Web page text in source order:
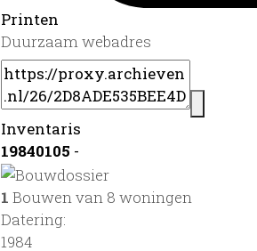
Printen
Duurzaam webadres
Inventaris
19840105 -
1 Bouwen van 8 woningen
Datering:
1984